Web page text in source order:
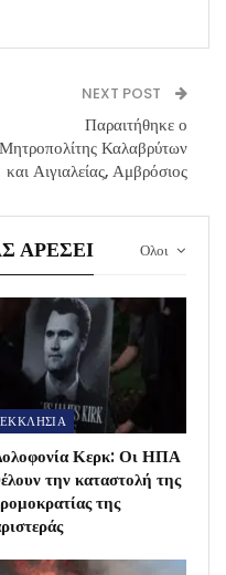
NEXT POST
Παραιτήθηκε ο
Μητροπολίτης Καλαβρύτων
και Αιγιαλείας, Αμβρόσιος
Ολοι
ΑΡΈΣΕΙ
ΕΚΚΛΗΣΙΑ
Κερκ: Οι ΗΠΑ
την καταστολή της
της